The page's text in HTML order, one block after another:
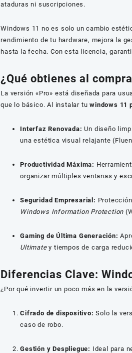
ataduras ni suscripciones.
Windows 11 no es solo un cambio
rendimiento de tu hardware, mejora la
hasta la fecha. Con esta licencia,
¿Qué obtienes al
La versión «Pro» está diseñada para
que lo básico. Al instalar tuwindows 11
Interfaz Renovada: Un diseño
una estética visual relajante
Productividad Máxima:
organizar múltiples ventanas y
Seguridad Empresarial:
Windows Information Protection
Gaming de Última Generación:
Ultimatey tiempos de carga
Diferencias Clave:
¿Por qué invertir un poco más en la
Cifrado de dispositivo: Solo la
caso de robo.
Gestión y Despliegue: Ideal para